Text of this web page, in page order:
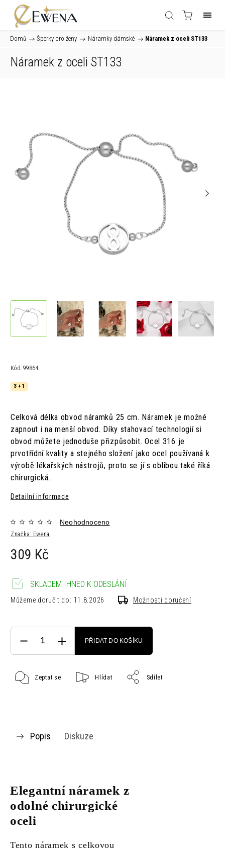
Domů / Šperky pro ženy / Náramky dámské / Náramek z oceli ST133
Náramek z oceli ST133
Kód: 99864
3 + 1
Celková délka obvod náramků 25 cm. Náramek je možné
zapnout i na menší obvod. Díky stahovací technologií si
obvod můžete jednoduše přizpůsobit.Ocel 316 je
prvotřídní kvality a stejného složení jako ocel používaná k
výrobě lékařských nástrojů, proto se jí s oblibou také říká
chirurgická.
Detailní informace
Značka: Ewena
Neohodnoceno
309 Kč
SKLADEM IHNED K ODESLÁNÍ
Můžeme doručit do: 11.8.2026 Možnosti doručení
PŘIDAT DO KOŠÍKU
Zeptat se Hlídat Sdílet
Popis Diskuze
Elegantní náramek z
odolné chirurgické
oceli
Tento náramek s celkovou